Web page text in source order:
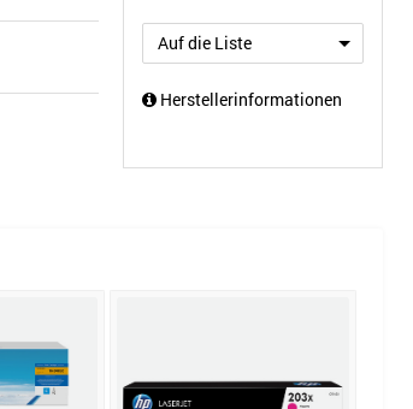
Auf die Liste
Herstellerinformationen